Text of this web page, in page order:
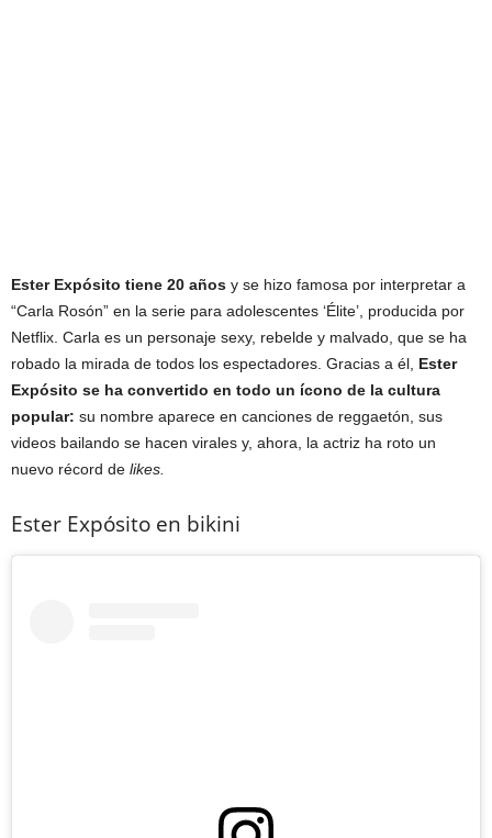
Ester Expósito tiene 20 años y se hizo famosa por interpretar a
“Carla Rosón” en la serie para adolescentes ‘Élite’, producida por
Netflix. Carla es un personaje sexy, rebelde y malvado, que se ha
robado la mirada de todos los espectadores. Gracias a él, Ester
Expósito se ha convertido en todo un ícono de la cultura
popular: su nombre aparece en canciones de reggaetón, sus
videos bailando se hacen virales y, ahora, la actriz ha roto un
nuevo récord de likes.
Ester Expósito en bikini